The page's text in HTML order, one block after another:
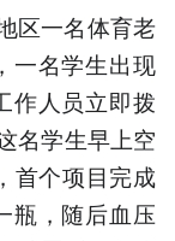
区一名体育老
一名学生出现
作人员立即拨
名学生早上空
首个项目完成
瓶，随后血压